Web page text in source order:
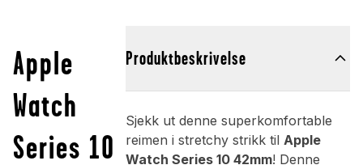
Apple
Watch
Series 10
Produktbeskrivelse
Sjekk ut denne superkomfortable
reimen i stretchy strikk til Apple
Watch Series 10 42mm! Denne